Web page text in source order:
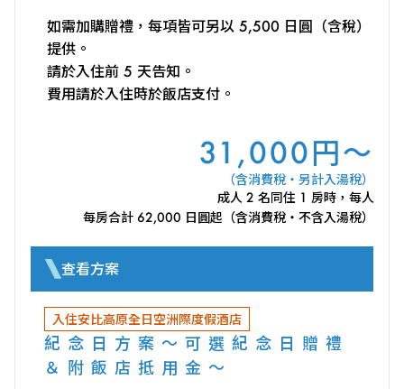
入住安比高原全日空洲際度假酒店
紀念日方案～可選紀念日贈禮
＆附飯店抵用金～
如需加購贈禮，每項皆可另以 5,500 日圓（含稅）
提供。
請於入住前 5 天告知。
費用請於入住時於飯店支付。
31,000円～
（含消費稅・另計入湯稅）
成人 2 名同住 1 房時，每人
每房合計 62,000 日圓起（含消費稅・不含入湯稅）
查看方案